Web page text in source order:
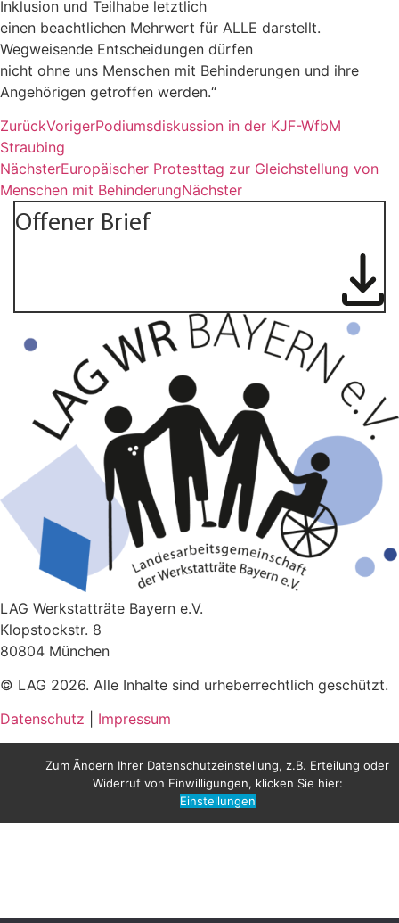
Inklusion und Teilhabe letztlich
einen beachtlichen Mehrwert für ALLE darstellt.
Wegweisende Entscheidungen dürfen
nicht ohne uns Menschen mit Behinderungen und ihre
Angehörigen getroffen werden.“
ZurückVorigerPodiumsdiskussion in der KJF-WfbM
Straubing
NächsterEuropäischer Protesttag zur Gleichstellung von
Menschen mit BehinderungNächster
Offener Brief
LAG Werkstatträte Bayern e.V.
Klopstockstr. 8
80804 München
© LAG 2026. Alle Inhalte sind urheberrechtlich geschützt.
Datenschutz
Impressum
Zum Ändern Ihrer Datenschutzeinstellung, z.B. Erteilung oder
Widerruf von Einwilligungen, klicken Sie hier:
Einstellungen